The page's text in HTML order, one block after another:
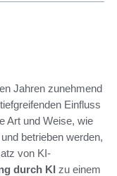
Jahren zunehmend
Einfluss
Art und Weise, wie
betrieben werden,
von KI-
durch KI zu einem